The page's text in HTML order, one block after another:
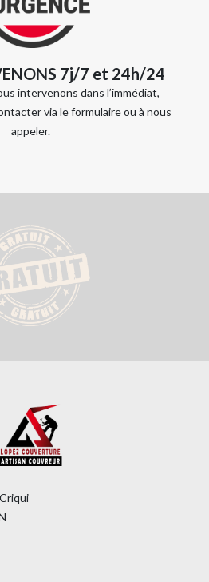
7j/7 et 24h/24
intervenons dans l’immédiat,
via le formulaire ou à nous
appeler.